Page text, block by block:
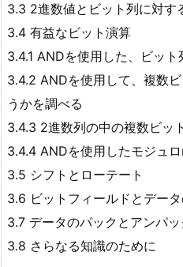
3.3 2進数値とビット列に対す
3.4 有益なビット演算
3.4.1 ANDを使用した、ビット
3.4.2 ANDを使用して、複数
うかを調べる
3.4.3 2進数列の中の複数ビッ
3.4.4 ANDを使用したモジュ
3.5 シフトとローテート
3.6 ビットフィールドとデー
3.7 データのパックとアンパッ
3.8 さらなる知識のために